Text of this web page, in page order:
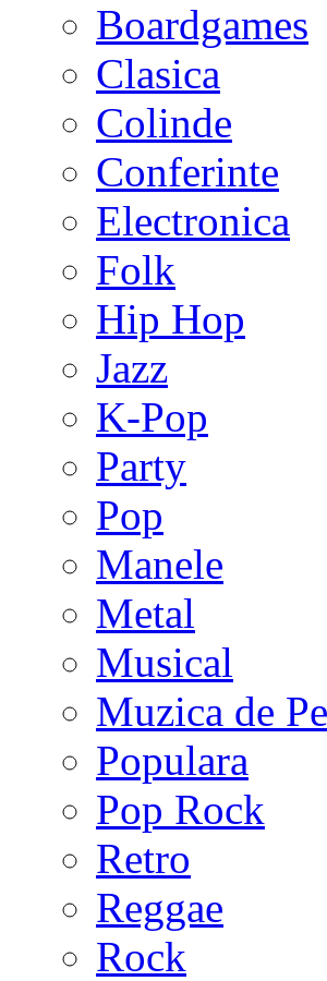
Boardgames
Clasica
Colinde
Conferinte
Electronica
Folk
Hip Hop
Jazz
K-Pop
Party
Pop
Manele
Metal
Musical
Muzica de
Populara
Pop Rock
Retro
Reggae
Rock